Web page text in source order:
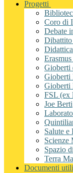
Progetti
Coro di
Debate
Dibattito
Gioberti
Gioberti
Gioberti
FSL (ex
Joe Berti
Salute e
Scienze
Spazio
Terra
Documenti utili